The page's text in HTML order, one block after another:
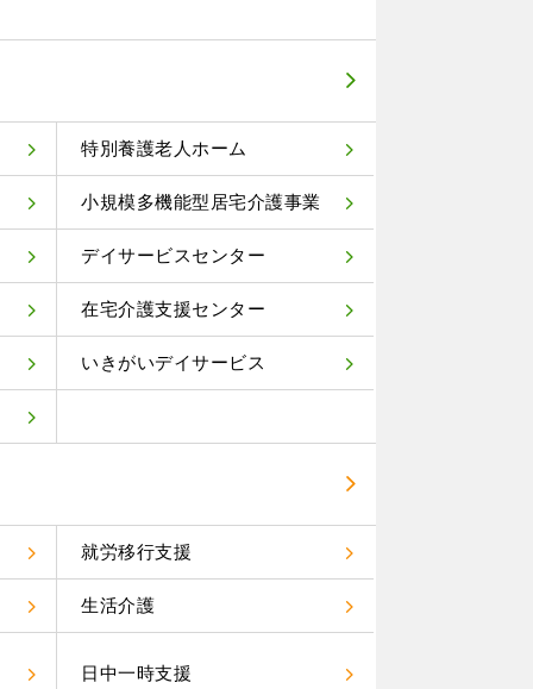
特別養護老人ホーム
小規模多機能型居宅介護事業
デイサービスセンター
在宅介護支援センター
いきがいデイサービス
就労移行支援
生活介護
日中一時支援